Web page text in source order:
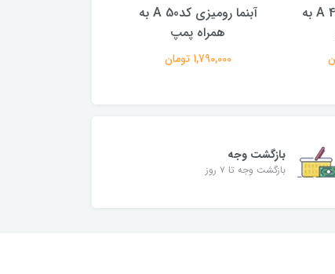
آبنما رومیزی کدA 43 به
آبنما رومیزی کدA 50 به
همراه پمپ
1,790,000 تومان
بازگشت وجه
بازگشت وجه تا ۷ روز